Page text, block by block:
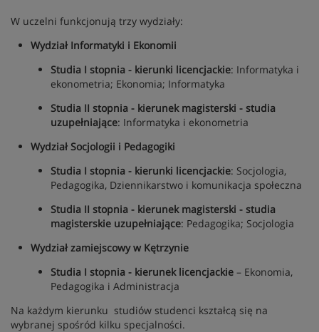
W uczelni funkcjonują trzy wydziały:
Wydział Informatyki i Ekonomii
Studia I stopnia - kierunki licencjackie: Informatyka i
ekonometria; Ekonomia; Informatyka
Studia II stopnia - kierunek magisterski - studia
uzupełniające: Informatyka i ekonometria
Wydział Socjologii i Pedagogiki
Studia I stopnia - kierunki licencjackie: Socjologia,
Pedagogika, Dziennikarstwo i komunikacja społeczna
Studia II stopnia - kierunek magisterski - studia
magisterskie uzupełniające: Pedagogika; Socjologia
Wydział zamiejscowy w Kętrzynie
Studia I stopnia - kierunek licencjackie – Ekonomia,
Pedagogika i Administracja
Na każdym kierunku studiów studenci kształcą się na
wybranej spośród kilku specjalności.